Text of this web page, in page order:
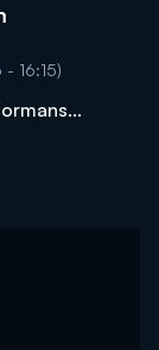
16:15)